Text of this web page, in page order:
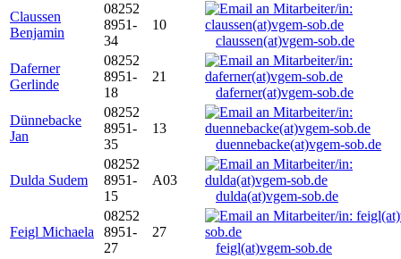
Claussen
Benjamin
08252
8951-
34
10
claussen(at)vgem-sob.de
Daferner
Gerlinde
08252
8951-
18
21
daferner(at)vgem-sob.de
Dünnebacke
Jan
08252
8951-
35
13
duennebacke(at)vgem-sob.de
Dulda Sudem
08252
8951-
15
A03
dulda(at)vgem-sob.de
Feigl Michaela
08252
8951-
27
27
feigl(at)vgem-sob.de